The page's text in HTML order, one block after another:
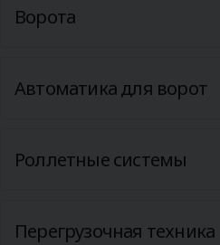
Ворота
Автоматика для ворот
Роллетные системы
Перегрузочная техника